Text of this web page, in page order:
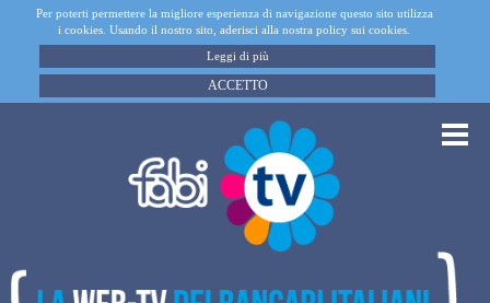
Per poterti permettere la migliore esperienza di navigazione questo sito utilizza
i cookies. Usando il nostro sito, aderisci alla nostra policy sui cookies.
Leggi di più
ACCETTO